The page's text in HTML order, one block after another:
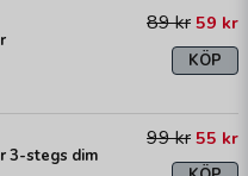
89 kr 59 kr
KÖP
3-stegs dim
99 kr 55 kr